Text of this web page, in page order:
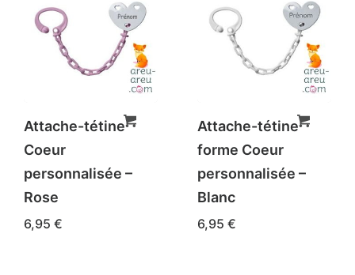
Attache-tétine
Coeur
personnalisée –
Rose
6,95 €
Attache-tétine
forme Coeur
personnalisée –
Blanc
6,95 €